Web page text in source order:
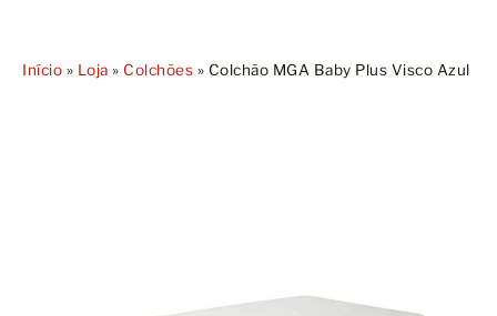
Início » Loja » Colchões » Colchão MGA Baby Plus Visco Azul